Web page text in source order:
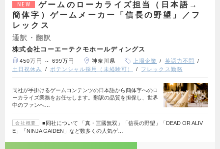
NEW
ゲームのローカライズ担当（日本語→
簡体字）ゲームメーカー「信長の野望」／フ
レックス
通訳・翻訳
株式会社コーエーテクモホールディングス
450万円 ～ 699万円 神奈川県 上場企業
英語力不問
土日祝休み
ポテンシャル採用（未経験可） フレックス勤務
同社が手掛けるゲームコンテンツの日本語から簡体字へのロ
ーカライズ業務をお任せします。翻訳の品質を担保し、世界
中のファンへ…
会社概要
■同社について 「真・三國無双」「信長の野望」「DEAD OR ALIV
E」「NINJA GAIDEN」など数多くの人気ゲ…